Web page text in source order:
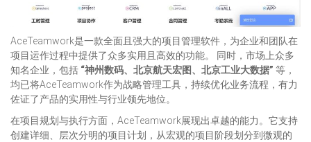
AceTeamwork是一款全面且强大的项目管理软件，为企业和团队在
项目运作过程中提供了众多实用且高效的功能。 同时，市场上众多
知名企业，包括 “神州数码、北京航天宏图、北京工业大数据” 等，
均已将AceTeamwork作为战略管理工具，持续优化业务流程，有力
佐证了产品的实用性与行业领先地位。
在项目规划与执行方面，AceTeamwork展现出卓越的能力。它支持
创建详细、层次分明的项目计划，从宏观的项目阶段划分到微观的